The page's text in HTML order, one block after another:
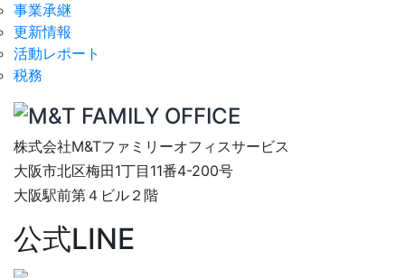
事業承継
更新情報
活動レポート
税務
株式会社M&Tファミリーオフィスサービス
大阪市北区梅田1丁目11番4-200号
大阪駅前第４ビル２階
公式LINE